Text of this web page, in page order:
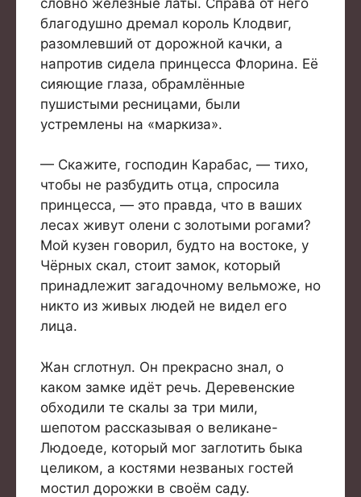
благодушно дремал король Клодвиг,
разомлевший от дорожной качки, а
напротив сидела принцесса Флорина. Её
сияющие глаза, обрамлённые
пушистыми ресницами, были
устремлены на «маркиза».
— Скажите, господин Карабас, — тихо,
чтобы не разбудить отца, спросила
принцесса, — это правда, что в ваших
лесах живут олени с золотыми рогами?
Мой кузен говорил, будто на востоке, у
Чёрных скал, стоит замок, который
принадлежит загадочному вельможе, но
никто из живых людей не видел его
лица.
Жан сглотнул. Он прекрасно знал, о
каком замке идёт речь. Деревенские
обходили те скалы за три мили,
шепотом рассказывая о великане-
Людоеде, который мог заглотить быка
целиком, а костями незваных гостей
мостил дорожки в своём саду.